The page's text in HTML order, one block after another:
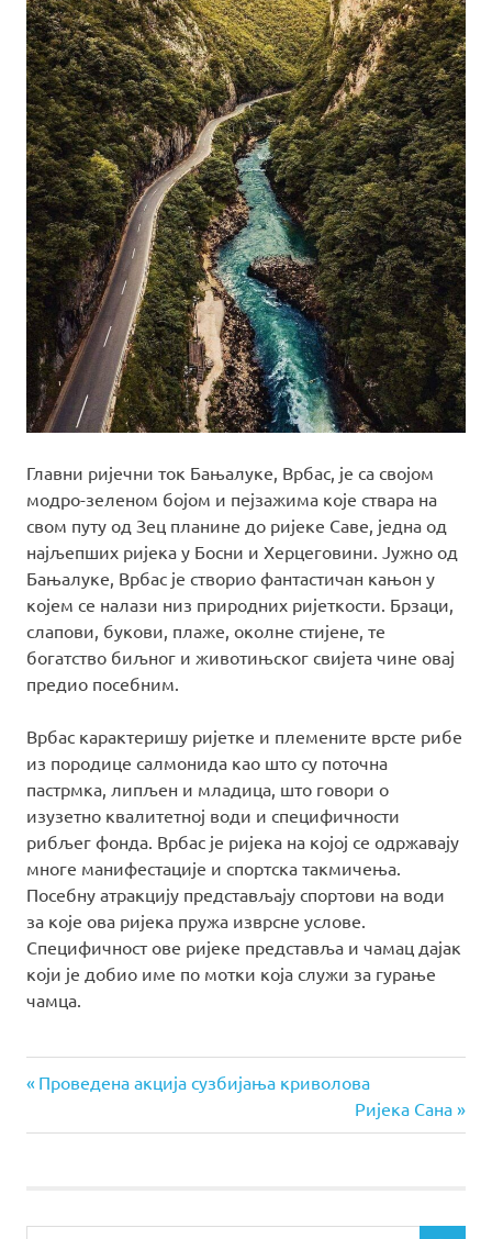
Главни ријечни ток Бањалуке, Врбас, је са својом
модро-зеленом бојом и пејзажима које ствара на
свом путу од Зец планине до ријеке Саве, једна од
најљепших ријека у Босни и Херцеговини. Јужно од
Бањалуке, Врбас је створио фантастичан кањон у
којем се налази низ природних ријеткости. Брзаци,
слапови, букови, плаже, околне стијене, те
богатство биљног и животињског свијета чине овај
предио посебним.
Врбас карактеришу ријетке и племените врсте рибе
из породице салмонида као што су поточна
пастрмка, липљен и младица, што говори о
изузетно квалитетној води и специфичности
рибљег фонда. Врбас је ријека на којој се одржавају
многе манифестације и спортска такмичења.
Посебну атракцију представљају спортови на води
за које ова ријека пружа изврсне услове.
Специфичност ове ријеке представља и чамац дајак
који је добио име по мотки која служи за гурање
чамца.
Post
navigation
Previous
Проведена акција сузбијања криволова
Next
Post:
Ријека Сана